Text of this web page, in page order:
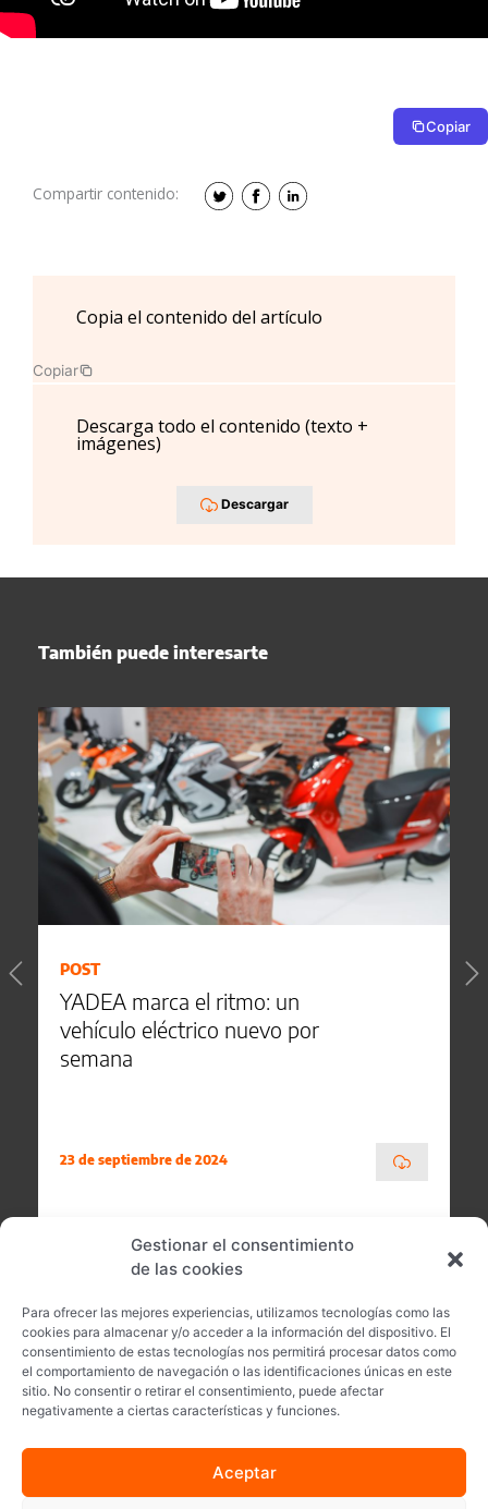
Gestionar el consentimiento
de las cookies
Para ofrecer las mejores experiencias, utilizamos tecnologías como las
cookies para almacenar y/o acceder a la información del dispositivo. El
consentimiento de estas tecnologías nos permitirá procesar datos como
el comportamiento de navegación o las identificaciones únicas en este
sitio. No consentir o retirar el consentimiento, puede afectar
negativamente a ciertas características y funciones.
Aceptar
Copiar
Compartir contenido:
Copia el contenido del artículo
Copiar
Descarga todo el contenido (texto +
imágenes)
Descargar
También puede interesarte
POST
YADEA marca el ritmo: un
vehículo eléctrico nuevo por
semana
23 de septiembre de 2024